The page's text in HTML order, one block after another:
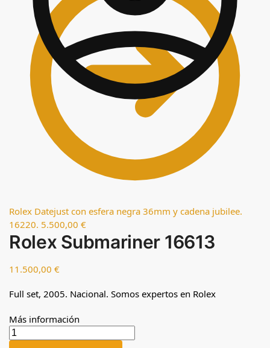
Rolex Datejust con esfera negra 36mm y cadena jubilee.
16220. 5.500,00 €
Rolex Submariner 16613
11.500,00 €
Full set, 2005. Nacional. Somos expertos en Rolex
Más información